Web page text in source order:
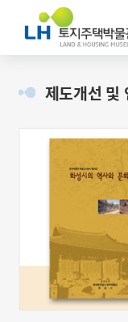
제도개선 및